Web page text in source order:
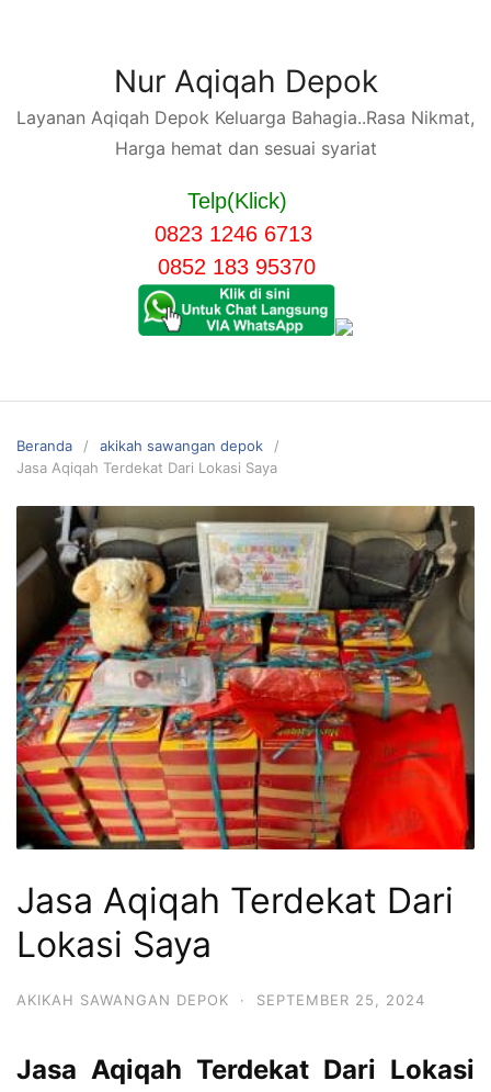
Nur Aqiqah Depok
Layanan Aqiqah Depok Keluarga Bahagia..Rasa Nikmat,
Harga hemat dan sesuai syariat
Telp(Klick)
0823 1246 6713
0852 183 95370
Beranda
akikah sawangan depok
Jasa Aqiqah Terdekat Dari Lokasi Saya
Jasa Aqiqah Terdekat Dari
Lokasi Saya
AKIKAH SAWANGAN DEPOK · SEPTEMBER 25, 2024
Jasa Aqiqah Terdekat Dari Lokasi